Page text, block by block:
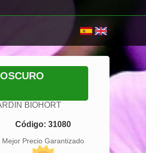
BIOHORT
Código: 31080
Mejor Precio Garantizado